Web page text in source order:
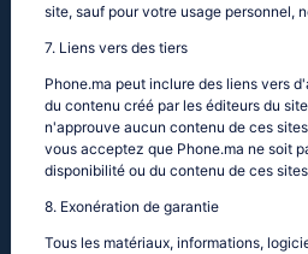
site, sauf pour votre usage personnel,
7. Liens vers des tiers
Phone.ma peut inclure des liens vers
du contenu créé par les éditeurs du
n'approuve aucun contenu de ces
vous acceptez que Phone.ma ne soit
disponibilité ou du contenu de ces
8. Exonération de garantie
Tous les matériaux, informations,